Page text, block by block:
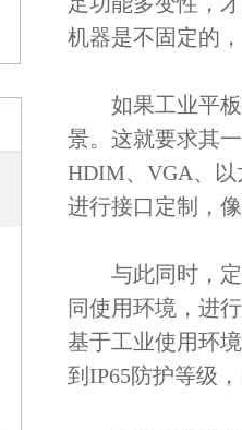
机器是不固定的
如果工业平板
景。这就要求其
HDIM、VGA、
进行接口定制，
与此同时，定
同使用环境，进
基于工业使用环
到IP65防护等级